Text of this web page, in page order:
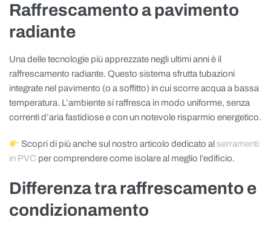
Raffrescamento a pavimento
radiante
Una delle tecnologie più apprezzate negli ultimi anni è il
raffrescamento radiante. Questo sistema sfrutta tubazioni
integrate nel pavimento (o a soffitto) in cui scorre acqua a bassa
temperatura. L’ambiente si raffresca in modo uniforme, senza
correnti d’aria fastidiose e con un notevole risparmio energetico.
Scopri di più anche sul nostro articolo dedicato alserramenti
in PVC per comprendere come isolare al meglio l’edificio.
Differenza tra raffrescamento e
condizionamento